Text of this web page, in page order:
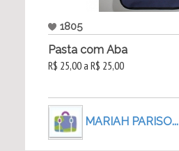
1805
Pasta com Aba
R$ 25,00 a R$ 25,00
MARIAH PARISO...